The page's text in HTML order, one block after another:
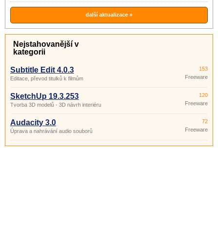
další aktualizace »
Nejstahovanější v
kategorii
Subtitle Edit 4.0.3
Editace, převod titulků k filmům
153
Freeware
SketchUp 19.3.253
Tvorba 3D modelů - 3D návrh interiéru
120
Freeware
Audacity 3.0
Úprava a nahrávání audio souborů
72
Freeware